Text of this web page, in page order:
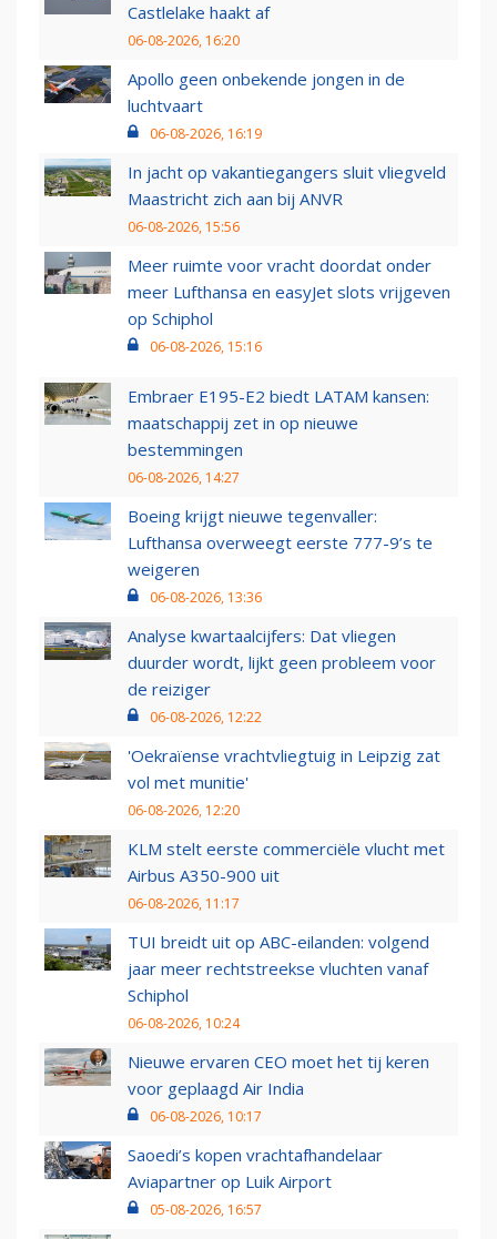
Castlelake haakt af
06-08-2026, 16:20
Apollo geen onbekende jongen in de
luchtvaart
06-08-2026, 16:19
In jacht op vakantiegangers sluit vliegveld
Maastricht zich aan bij ANVR
06-08-2026, 15:56
Meer ruimte voor vracht doordat onder
meer Lufthansa en easyJet slots vrijgeven
op Schiphol
06-08-2026, 15:16
Embraer E195-E2 biedt LATAM kansen:
maatschappij zet in op nieuwe
bestemmingen
06-08-2026, 14:27
Boeing krijgt nieuwe tegenvaller:
Lufthansa overweegt eerste 777-9’s te
weigeren
06-08-2026, 13:36
Analyse kwartaalcijfers: Dat vliegen
duurder wordt, lijkt geen probleem voor
de reiziger
06-08-2026, 12:22
'Oekraïense vrachtvliegtuig in Leipzig zat
vol met munitie'
06-08-2026, 12:20
KLM stelt eerste commerciële vlucht met
Airbus A350-900 uit
06-08-2026, 11:17
TUI breidt uit op ABC-eilanden: volgend
jaar meer rechtstreekse vluchten vanaf
Schiphol
06-08-2026, 10:24
Nieuwe ervaren CEO moet het tij keren
voor geplaagd Air India
06-08-2026, 10:17
Saoedi’s kopen vrachtafhandelaar
Aviapartner op Luik Airport
05-08-2026, 16:57